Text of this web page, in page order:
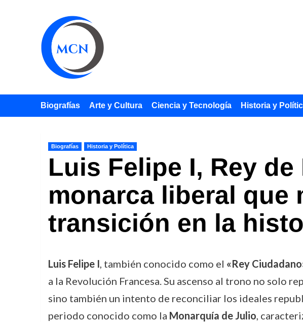
Biografías Arte y Cultura Ciencia y Tecnología Historia y
Biografías Historia y Política
Luis Felipe I, Rey de
monarca liberal que
transición en la
Luis Felipe I, también conocido como el «Rey
a la Revolución Francesa. Su ascenso al trono no solo
sino también un intento de reconciliar los ideales
periodo conocido como la Monarquía de Julio,